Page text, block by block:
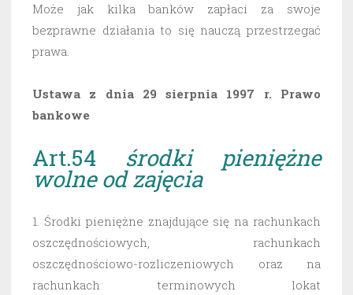
Może jak kilka banków zapłaci za swoje
bezprawne działania to się nauczą przestrzegać
prawa.
Ustawa z dnia 29 sierpnia 1997 r. Prawo
bankowe
Art.54 środki pieniężne
wolne od zajęcia
1. Środki pieniężne znajdujące się na rachunkach
oszczędnościowych, rachunkach
oszczędnościowo-rozliczeniowych oraz na
rachunkach terminowych lokat